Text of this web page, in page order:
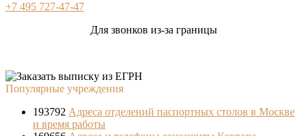
+7 495 727-47-47
Для звонков из-за границы
Популярные учреждения
193792 Адреса отделений паспортных столов в Москве
и время работы